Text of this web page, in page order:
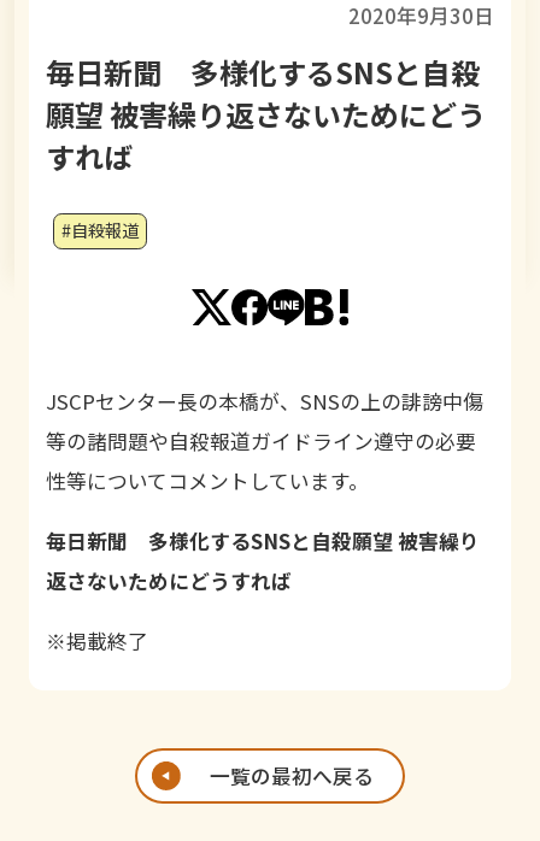
2020年9月30日
毎日新聞 多様化するSNSと⾃殺
願望 被害繰り返さないためにどう
すれば
#自殺報道
JSCPセンター長の本橋が、SNSの上の誹謗中傷
等の諸問題や自殺報道ガイドライン遵守の必要
性等についてコメントしています。
毎日新聞 多様化するSNSと⾃殺願望 被害繰り
返さないためにどうすれば
※掲載終了
一覧の最初へ戻る